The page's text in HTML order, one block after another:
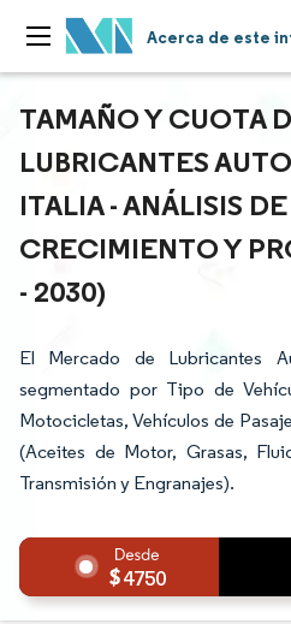
Acerca de este
TAMAÑO Y CUOTA
LUBRICANTES
ITALIA - ANÁLISIS
CRECIMIENTO Y
- 2030)
El Mercado de Lubricantes
segmentado por Tipo de
Motocicletas, Vehículos de
(Aceites de Motor, Grasas,
Transmisión y Engranajes).
4750